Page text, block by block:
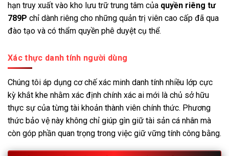
hạn truy xuất vào kho lưu trữ trung tâm của quyền riêng tư
789P chỉ dành riêng cho những quản trị viên cao cấp đã qua
đào tạo và có thẩm quyền phê duyệt cụ thể.
Xác thực danh tính người dùng
Chúng tôi áp dụng cơ chế xác minh danh tính nhiều lớp cực
kỳ khắt khe nhằm xác định chính xác ai mới là chủ sở hữu
thực sự của từng tài khoản thành viên chính thức. Phương
thức bảo vệ này không chỉ giúp gìn giữ tài sản cá nhân mà
còn góp phần quan trọng trong việc giữ vững tính công bằng.